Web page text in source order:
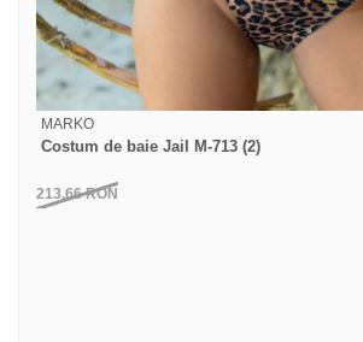
MARKO
Costum de baie Jail M-713 (2)
213,66RON